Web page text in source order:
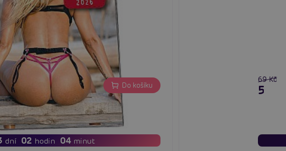
dní 02 hodin 04 minut
Do košíku
69 Kč
55